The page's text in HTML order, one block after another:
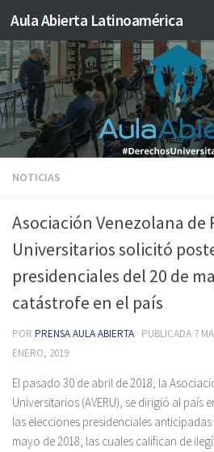
Saltar al contenido
Aula Abierta Latinoamérica
NOTICIAS
Asociación Venezolana de
Universitarios solicitó
presidenciales del 20 de
catástrofe en el país
POR PRENSA AULA ABIERTA · PUBLICADA 7
ENERO, 2019
El pasado 30 de abril de 2018, la
Universitarios (AVERU), se dirigió al país
las elecciones presidenciales
mayo de 2018, las cuales califican de